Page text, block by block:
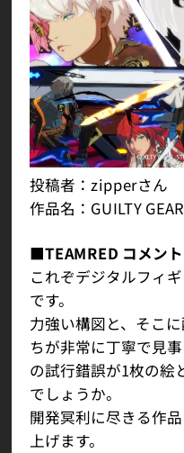
投稿者：zipperさん
作品名：GUILTY
■TEAMRED コメント
これぞデジタルフィ
です。
力強い構図と、そこ
ちが非常に丁寧で見
の試行錯誤が1枚の絵
でしょうか。
開発冥利に尽きる作
上げます。